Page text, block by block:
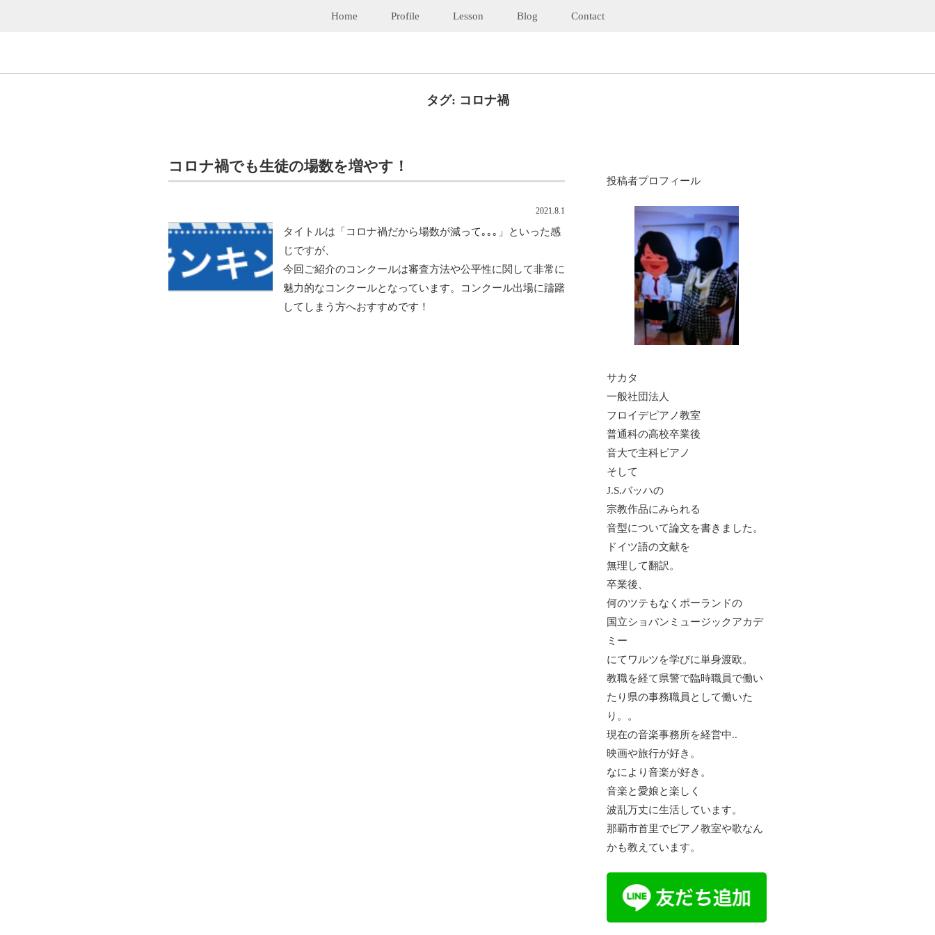
Home Profile Lesson Blog Contact
タグ: コロナ禍
コロナ禍でも生徒の場数を増やす！
2021.8.1
タイトルは「コロナ禍だから場数が減って｡｡｡」といった感
じですが、
今回ご紹介のコンクールは審査方法や公平性に関して非常に
魅力的なコンクールとなっています。コンクール出場に躊躇
してしまう方へおすすめです！
投稿者プロフィール
サカタ
一般社団法人
フロイデピアノ教室
普通科の高校卒業後
音大で主科ピアノ
そして
J.S.バッハの
宗教作品にみられる
音型について論文を書きました。
ドイツ語の文献を
無理して翻訳。
卒業後、
何のツテもなくポーランドの
国立ショパンミュージックアカデ
ミー
にてワルツを学びに単身渡欧。
教職を経て県警で臨時職員で働い
たり県の事務職員として働いた
り。。
現在の音楽事務所を経営中..
映画や旅行が好き。
なにより音楽が好き。
音楽と愛娘と楽しく
波乱万丈に生活しています。
那覇市首里でピアノ教室や歌なん
かも教えています。